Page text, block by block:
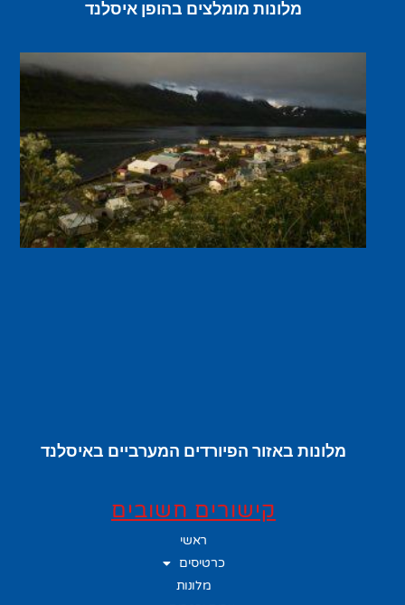
מלונות מומלצים בהופן איסלנד
מלונות באזור הפיורדים המערביים באיסלנד
קישורים חשובים
ראשי
כרטיסים
מלונות